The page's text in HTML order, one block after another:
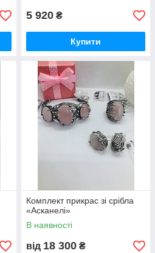
5 920 ₴
Купити
Комплект прикрас зі срібла
«Асканелі»
В наявності
від 18 300 ₴